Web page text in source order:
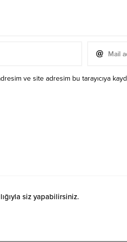
ve site adresim bu tarayıcıya
siz yapabilirsiniz.